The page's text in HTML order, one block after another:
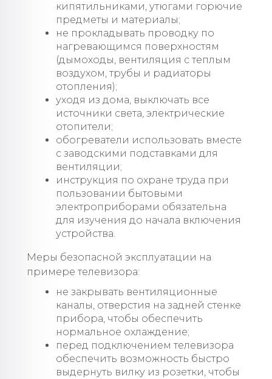
кипятильниками, утюгами горючие
предметы и материалы;
не прокладывать проводку по
нагревающимся поверхностям
(дымоходы, вентиляция с теплым
воздухом, трубы и радиаторы
отопления);
уходя из дома, выключать все
источники света, электрические
отопители;
обогреватели использовать вместе
с заводскими подставками для
вентиляции;
инструкция по охране труда при
пользовании бытовыми
электроприборами обязательна
для изучения до начала включения
устройства.
Меры безопасной эксплуатации на
примере телевизора:
не закрывать вентиляционные
каналы, отверстия на задней стенке
прибора, чтобы обеспечить
нормальное охлаждение;
перед подключением телевизора
обеспечить возможность быстро
выдернуть вилку из розетки, чтобы